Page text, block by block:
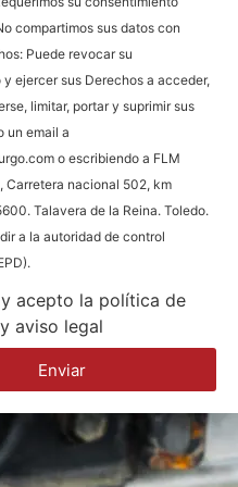
compartimos sus datos con
Puede revocar su
ejercer sus Derechos a acceder,
limitar, portar y suprimir sus
un email a
o escribiendo a FLM
Carretera nacional 502, km
Talavera de la Reina. Toledo.
a la autoridad de control
acepto la política de
aviso legal
Enviar